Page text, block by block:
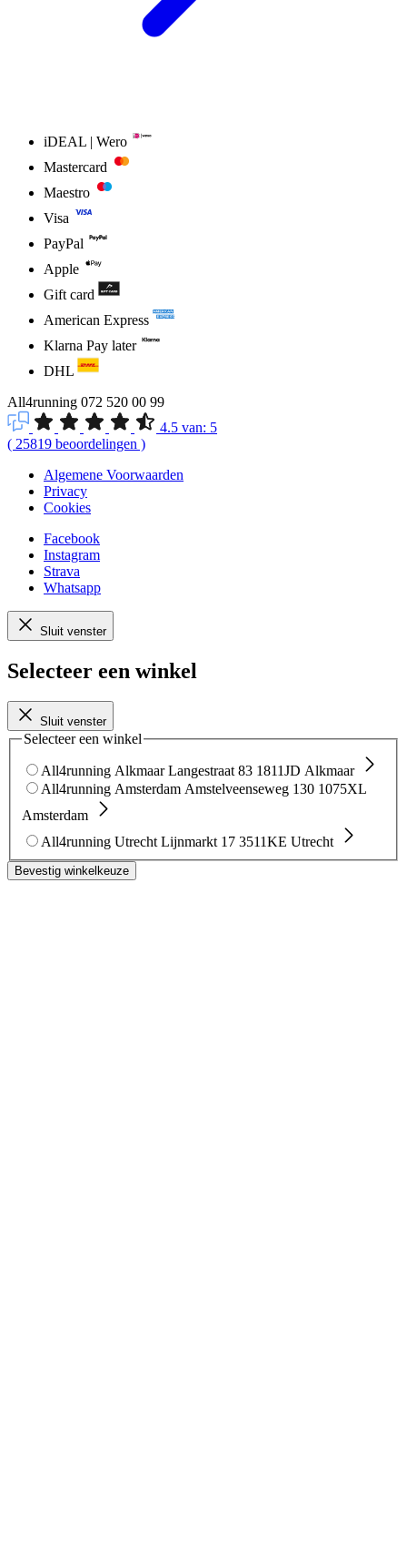
iDEAL | Wero
Mastercard
Maestro
Visa
PayPal
Apple
Gift card
American Express
Klarna Pay later
DHL
All4running 072 520 00 99
4.5 van: 5
( 25819 beoordelingen )
Algemene Voorwaarden
Privacy
Cookies
Facebook
Instagram
Strava
Whatsapp
Sluit venster
Selecteer een winkel
Sluit venster
Selecteer een winkel
All4running Alkmaar Langestraat 83 1811JD Alkmaar
All4running Amsterdam Amstelveenseweg 130 1075XL
Amsterdam
All4running Utrecht Lijnmarkt 17 3511KE Utrecht
Bevestig winkelkeuze